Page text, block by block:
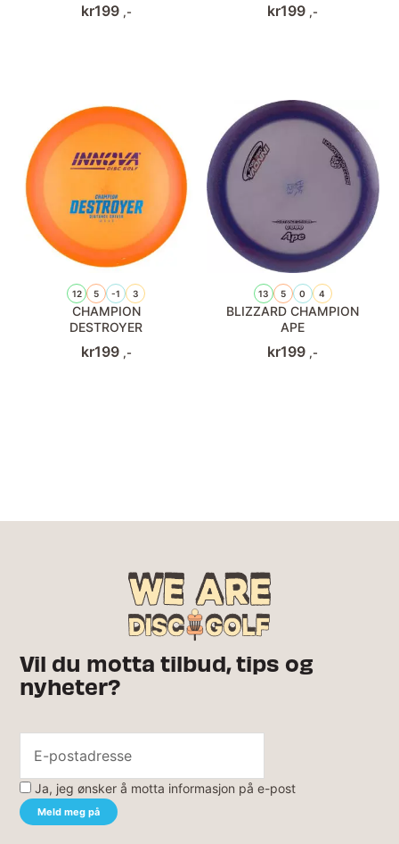
kr199 ,- kr199 ,-
12 5 -1 3
CHAMPION
DESTROYER
kr199 ,-
13 5 0 4
BLIZZARD CHAMPION
APE
kr199 ,-
Vil du motta tilbud, tips og
nyheter?
Ja, jeg ønsker å motta informasjon på e-post